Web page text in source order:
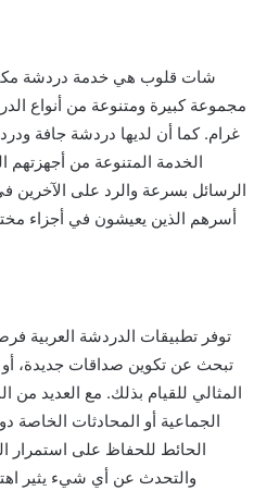
شات قلوب هي خدمة دردشة
مجموعة كبيرة ومتنوعة من أنواع
غرام. كما أن لديها دردشة جافة
الخدمة المتنوعة من أجهزتهم
الرسائل بسرعة والرد على الآخرين
أسرهم الذين يعيشون في أجزاء
توفر تطبيقات الدردشة العربية
تبحث عن تكوين صداقات جديدة،
المثالي للقيام بذلك. مع العديد من
الجماعية أو المحادثات
الحائط للحفاظ على استمرار
والتحدث عن أي شيء يثير